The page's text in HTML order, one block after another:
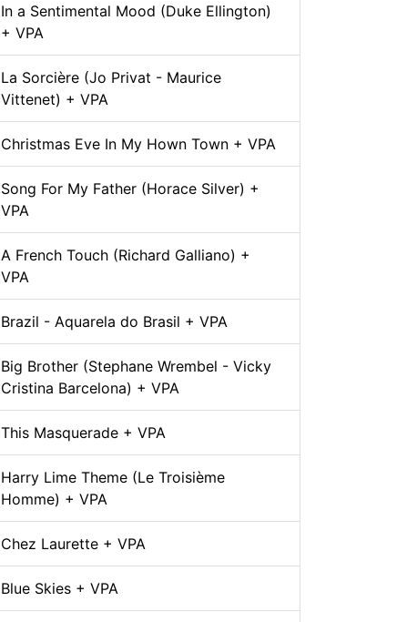
In a Sentimental Mood (Duke Ellington)
+ VPA
La Sorcière (Jo Privat - Maurice
Vittenet) + VPA
Christmas Eve In My Hown Town + VPA
Song For My Father (Horace Silver) +
VPA
A French Touch (Richard Galliano) +
VPA
Brazil - Aquarela do Brasil + VPA
Big Brother (Stephane Wrembel - Vicky
Cristina Barcelona) + VPA
This Masquerade + VPA
Harry Lime Theme (Le Troisième
Homme) + VPA
Chez Laurette + VPA
Blue Skies + VPA